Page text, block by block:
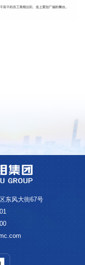
东风大街67号